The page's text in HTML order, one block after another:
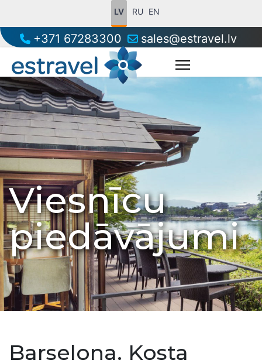
LV RU EN
+371 67283300 sales@estravel.lv
Viesnīcu
piedāvājumi
Barselona. Kosta